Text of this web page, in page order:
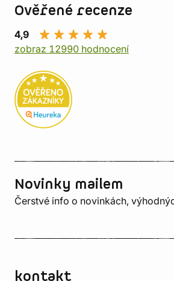
Ověřené recenze
4,9
zobraz 12990 hodnocení
Novinky mailem
Čerstvé info o novinkách,
kontakt